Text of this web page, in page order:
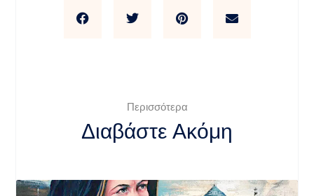
Περισσότερα
Διαβάστε Ακόμη